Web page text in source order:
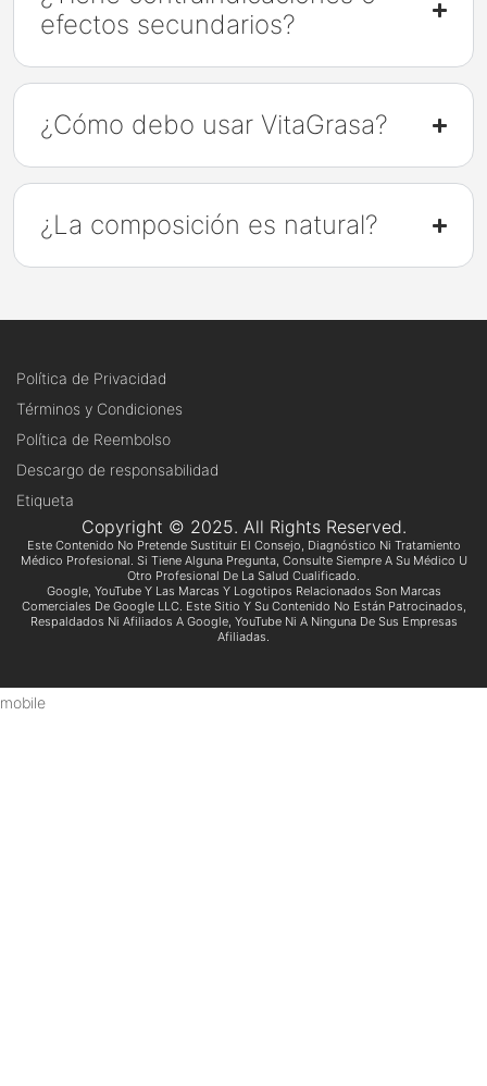
efectos secundarios?
¿Cómo debo usar VitaGrasa?
¿La composición es natural?
Política de Privacidad
Términos y Condiciones
Política de Reembolso
Descargo de responsabilidad
Etiqueta
Copyright © 2025. All Rights Reserved.
Este Contenido No Pretende Sustituir El Consejo, Diagnóstico Ni Tratamiento
Médico Profesional. Si Tiene Alguna Pregunta, Consulte Siempre A Su Médico U
Otro Profesional De La Salud Cualificado.
Google, YouTube Y Las Marcas Y Logotipos Relacionados Son Marcas
Comerciales De Google LLC. Este Sitio Y Su Contenido No Están Patrocinados,
Respaldados Ni Afiliados A Google, YouTube Ni A Ninguna De Sus Empresas
Afiliadas.